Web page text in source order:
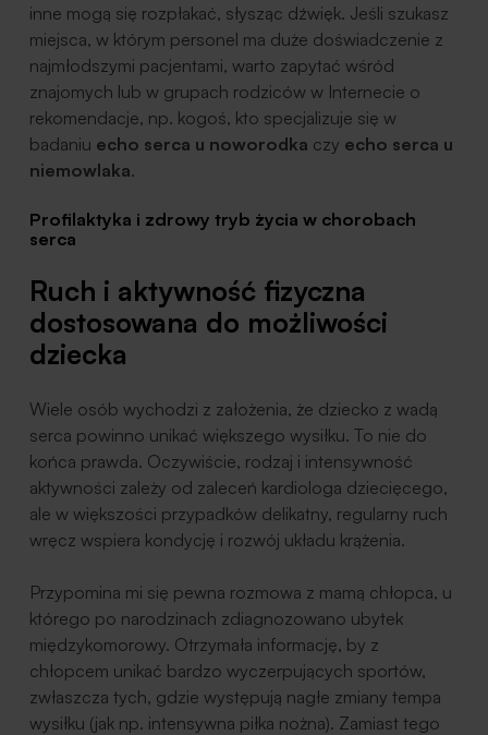
inne mogą się rozpłakać, słysząc dźwięk. Jeśli szukasz
miejsca, w którym personel ma duże doświadczenie z
najmłodszymi pacjentami, warto zapytać wśród
znajomych lub w grupach rodziców w Internecie o
rekomendacje, np. kogoś, kto specjalizuje się w
badaniu echo serca u noworodka czy echo serca u
niemowlaka.
Profilaktyka i zdrowy tryb życia w chorobach
serca
Ruch i aktywność fizyczna
dostosowana do możliwości
dziecka
Wiele osób wychodzi z założenia, że dziecko z wadą
serca powinno unikać większego wysiłku. To nie do
końca prawda. Oczywiście, rodzaj i intensywność
aktywności zależy od zaleceń kardiologa dziecięcego,
ale w większości przypadków delikatny, regularny ruch
wręcz wspiera kondycję i rozwój układu krążenia.
Przypomina mi się pewna rozmowa z mamą chłopca, u
którego po narodzinach zdiagnozowano ubytek
międzykomorowy. Otrzymała informację, by z
chłopcem unikać bardzo wyczerpujących sportów,
zwłaszcza tych, gdzie występują nagłe zmiany tempa
wysiłku (jak np. intensywna piłka nożna). Zamiast tego